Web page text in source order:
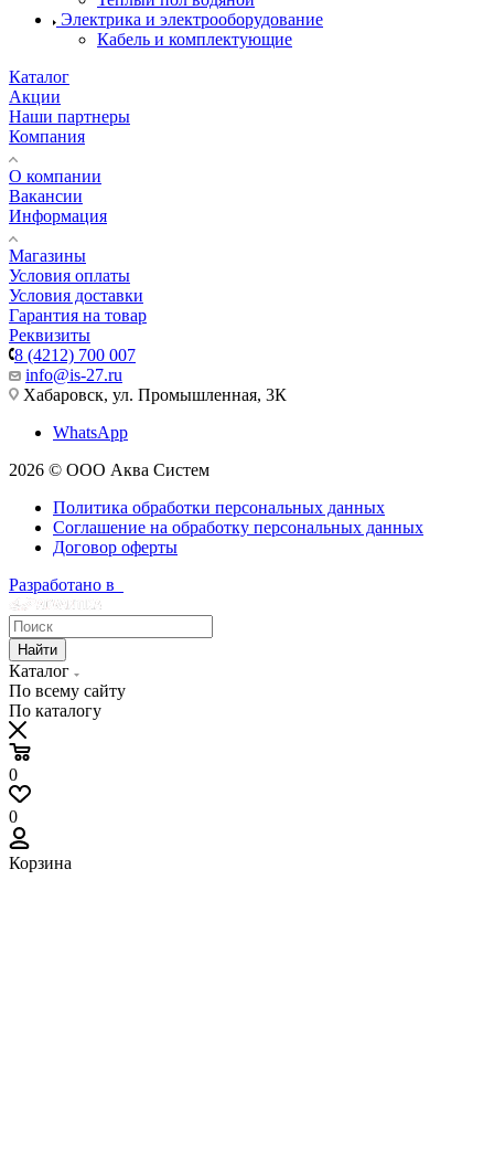
Электрика и электрооборудование
Кабель и комплектующие
Каталог
Акции
Наши партнеры
Компания
О компании
Вакансии
Информация
Магазины
Условия оплаты
Условия доставки
Гарантия на товар
Реквизиты
8 (4212) 700 007
info@is-27.ru
Хабаровск, ул. Промышленная, 3К
WhatsApp
2026 © ООО Аква Систем
Политика обработки персональных данных
Соглашение на обработку персональных данных
Договор оферты
Разработано в
Найти
Каталог
По всему сайту
По каталогу
0
0
Корзина